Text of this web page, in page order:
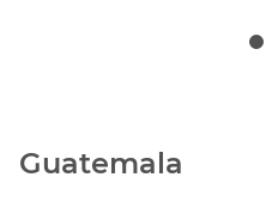
Guatemala